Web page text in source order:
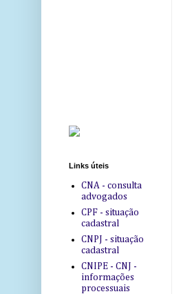
Links úteis
CNA - consulta
advogados
CPF - situação
cadastral
CNPJ - situação
cadastral
CNIPE - CNJ -
informações
processuais